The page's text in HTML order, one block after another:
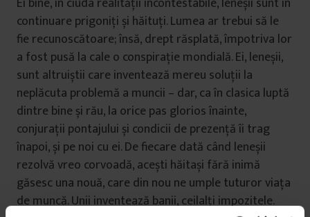
continuare prigoniţi și hăituţi. Lumea ar trebui să le
fie recunoscătoare; însă, drept răsplată, împotriva lor
a fost pusă la cale o conspiraţie mondială. Ei, leneșii,
sunt altruiștii care inventează mereu soluţii la
neplăcuta problemă a muncii – dar, ca în clasica luptă
dintre bine și rău, la orice pas glorios înainte,
conjuraţii pontajului și condicii de prezenţă îi trag
înapoi, și pe noi cu ei. De fiecare dată când leneșii
rezolvă vreo corvoadă, acești hăitași fără inimă
găsesc una nouă, care din nou ne umple tuturor viaţa
de muncă. Unii inventează banii, ceilalţi impozitele.